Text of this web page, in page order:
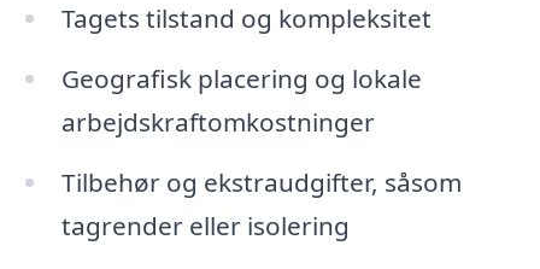
Tagets tilstand og kompleksitet
Geografisk placering og lokale
arbejdskraftomkostninger
Tilbehør og ekstraudgifter, såsom
tagrender eller isolering